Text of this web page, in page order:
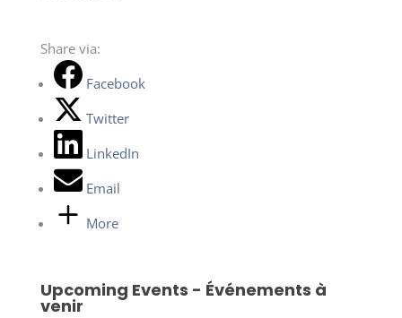
Share via:
Facebook
Twitter
LinkedIn
Email
More
Upcoming Events - Événements à
venir